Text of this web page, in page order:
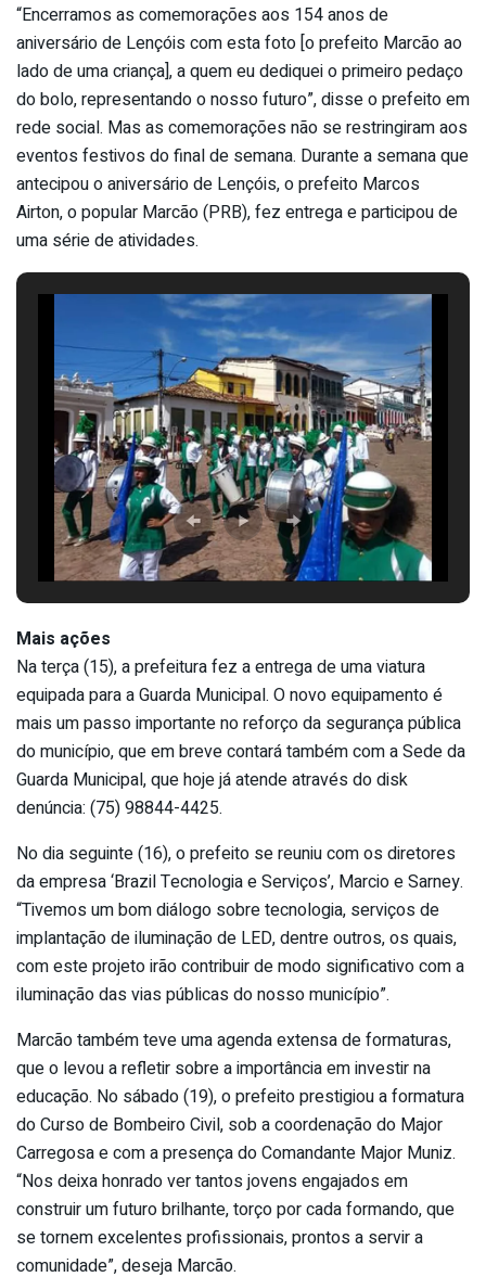
“Encerramos as comemorações aos 154 anos de
aniversário de Lençóis com esta foto [o prefeito Marcão ao
lado de uma criança], a quem eu dediquei o primeiro pedaço
do bolo, representando o nosso futuro”, disse o prefeito em
rede social. Mas as comemorações não se restringiram aos
eventos festivos do final de semana. Durante a semana que
antecipou o aniversário de Lençóis, o prefeito Marcos
Airton, o popular Marcão (PRB), fez entrega e participou de
uma série de atividades.
Mais ações
Na terça (15), a prefeitura fez a entrega de uma viatura
equipada para a Guarda Municipal. O novo equipamento é
mais um passo importante no reforço da segurança pública
do município, que em breve contará também com a Sede da
Guarda Municipal, que hoje já atende através do disk
denúncia: (75) 98844-4425.
No dia seguinte (16), o prefeito se reuniu com os diretores
da empresa ‘Brazil Tecnologia e Serviços’, Marcio e Sarney.
“Tivemos um bom diálogo sobre tecnologia, serviços de
implantação de iluminação de LED, dentre outros, os quais,
com este projeto irão contribuir de modo significativo com a
iluminação das vias públicas do nosso município”.
Marcão também teve uma agenda extensa de formaturas,
que o levou a refletir sobre a importância em investir na
educação. No sábado (19), o prefeito prestigiou a formatura
do Curso de Bombeiro Civil, sob a coordenação do Major
Carregosa e com a presença do Comandante Major Muniz.
“Nos deixa honrado ver tantos jovens engajados em
construir um futuro brilhante, torço por cada formando, que
se tornem excelentes profissionais, prontos a servir a
comunidade”, deseja Marcão.